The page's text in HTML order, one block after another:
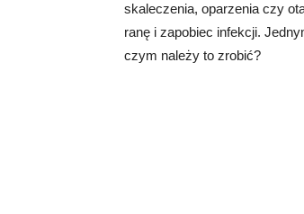
skaleczenia, oparzenia czy
ranę i zapobiec infekcji.
czym należy to zrobić?